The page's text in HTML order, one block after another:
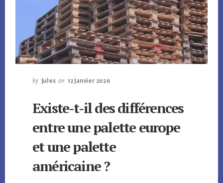
by jules on 12 janvier 2026
Existe-t-il des différences
entre une palette europe
et une palette
américaine ?